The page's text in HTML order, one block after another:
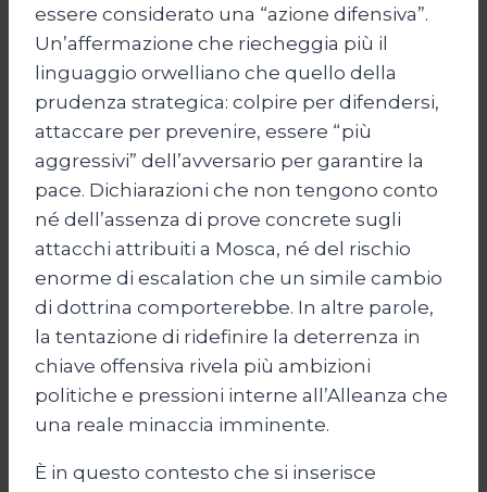
essere considerato una “azione difensiva”.
Un’affermazione che riecheggia più il
linguaggio orwelliano che quello della
prudenza strategica: colpire per difendersi,
attaccare per prevenire, essere “più
aggressivi” dell’avversario per garantire la
pace. Dichiarazioni che non tengono conto
né dell’assenza di prove concrete sugli
attacchi attribuiti a Mosca, né del rischio
enorme di escalation che un simile cambio
di dottrina comporterebbe. In altre parole,
la tentazione di ridefinire la deterrenza in
chiave offensiva rivela più ambizioni
politiche e pressioni interne all’Alleanza che
una reale minaccia imminente.
È in questo contesto che si inserisce